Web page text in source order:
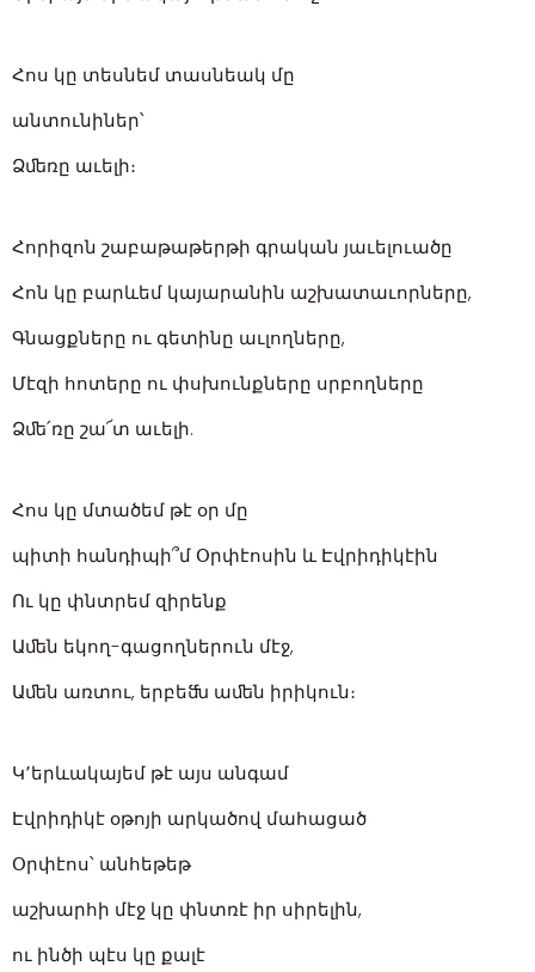
Հոս կը տեսնեմ տասնեակ մը
անտունիներ՝
Ձﬔռը աւելի։
Հորիզոն շաբաթաթերթի գրական յաւելուածը
Հոն կը բարևեմ կայարանին աշխատաւորները,
Գնացքները ու գետինը աւլողները,
Մէզի հոտերը ու փսխունքները սրբողները
Ձﬔ՛ռը շա՜տ աւելի.
Հոս կը մտածեմ թէ օր մը
պիտի հանդիպի՞մ Օրփէոսին և Էվրիդիկէին
Ու կը փնտրեմ զիրենք
Աﬔն եկող-գացողներուն մէջ,
Աﬔն առտու, երբեﬓ աﬔն իրիկուն։
Կ՚երևակայեմ թէ այս անգամ
Էվրիդիկէ օթոյի արկածով մահացած
Օրփէոս՝ անհեթեթ
աշխարհի մէջ կը փնտռէ իր սիրելին,
ու ինծի պէս կը քալէ